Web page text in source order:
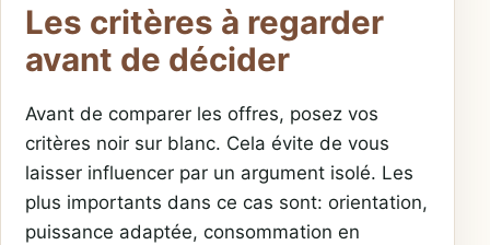
Les critères à regarder
avant de décider
Avant de comparer les offres, posez vos
critères noir sur blanc. Cela évite de vous
laisser influencer par un argument isolé. Les
plus importants dans ce cas sont: orientation,
puissance adaptée, consommation en